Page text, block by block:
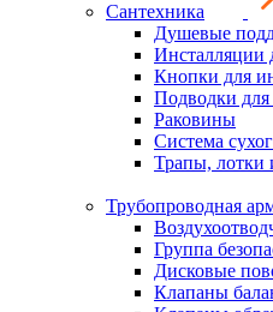
Сантехника
Душевые
Инсталляции
Кнопки для
Подводки
Раковины
Система
Трапы, лотки
Трубопроводная
Группа
Дисковые
Клапаны